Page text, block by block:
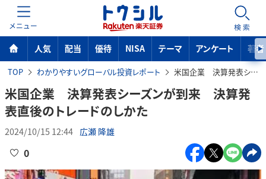
MENU 検索
人気 配当 優待 NISA テーマ アンケート 著者
TOP わかりやすいグローバル投資レポート 米国企業 決算発表シーズンが到来 決算発表直後のトレードのしかた
米国企業 決算発表シーズンが到来 決算発
表直後のトレードのしかた
2024/10/15 12:44 広瀬 隆雄
0